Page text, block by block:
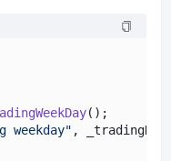
();
,